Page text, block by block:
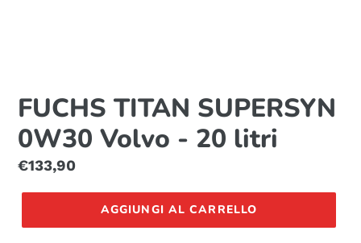
FUCHS TITAN SUPERSYN
0W30 Volvo - 20 litri
Prezzo
di
€133,90
AGGIUNGI AL CARRELLO